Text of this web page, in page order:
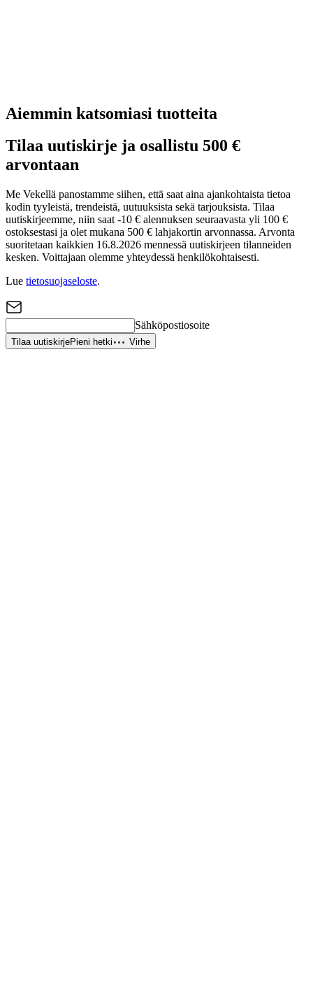
Aiemmin katsomiasi tuotteita
Tilaa uutiskirje ja osallistu 500 €
arvontaan
Me Vekellä panostamme siihen, että saat aina ajankohtaista tietoa
kodin tyyleistä, trendeistä, uutuuksista sekä tarjouksista. Tilaa
uutiskirjeemme, niin saat -10 € alennuksen seuraavasta yli 100 €
ostoksestasi ja olet mukana 500 € lahjakortin arvonnassa. Arvonta
suoritetaan kaikkien 16.8.2026 mennessä uutiskirjeen tilanneiden
kesken. Voittajaan olemme yhteydessä henkilökohtaisesti.
Lue tietosuojaseloste.
Sähköpostiosoite
Tilaa uutiskirjePieni hetki Virhe